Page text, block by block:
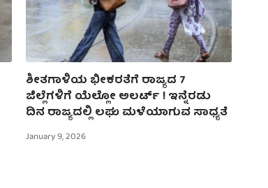
ಶೀತಗಾಳಿಯ ಭೀಕರತೆಗೆ ರಾಜ್ಯದ 7
ಜಿಲ್ಲೆಗಳಿಗೆ ಯೆಲ್ಲೋ ಅಲರ್ಟ್​ ! ಇನ್ನೆರಡು
ದಿನ ರಾಜ್ಯದಲ್ಲಿ ಲಘು ಮಳೆಯಾಗುವ ಸಾಧ್ಯತೆ
January 9, 2026